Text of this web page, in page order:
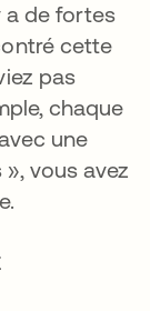
a de fortes
cette
pas
chaque
une
vous avez